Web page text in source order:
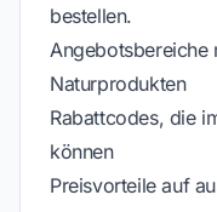
bestellen.
Angebotsbereiche
Naturprodukten
Rabattcodes, die
können
Preisvorteile auf